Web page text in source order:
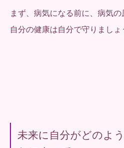
まず、病気になる前に、病気の
自分の健康は自分で守りましょ
未来に自分がどのよ